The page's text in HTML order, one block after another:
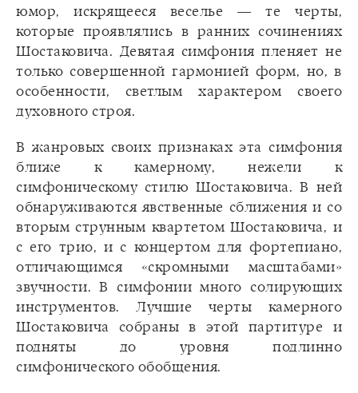
юмор, искрящееся веселье — те черты,
которые проявлялись в ранних сочинениях
Шостаковича. Девятая симфония пленяет не
только совершенной гармонией форм, но, в
особенности, светлым характером своего
духовного строя.
В жанровых своих признаках эта симфония
ближе к камерному, нежели к
симфоническому стилю Шостаковича. В ней
обнаруживаются явственные сближения и со
вторым струнным квартетом Шостаковича, и
с его трио, и с концертом для фортепиано,
отличающимся «скромными масштабами»
звучности. В симфонии много солирующих
инструментов. Лучшие черты камерного
Шостаковича собраны в этой партитуре и
подняты до уровня подлинно
симфонического обобщения.